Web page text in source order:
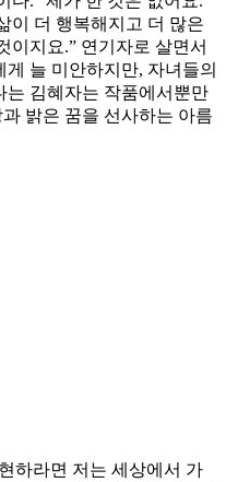
이 더 행복해지고 더 많은
이지요.” 연기자로 살면서
늘 미안하지만, 자녀들의
는 김혜자는 작품에서뿐만
밝은 꿈을 선사하는 아름
하라면 저는 세상에서 가